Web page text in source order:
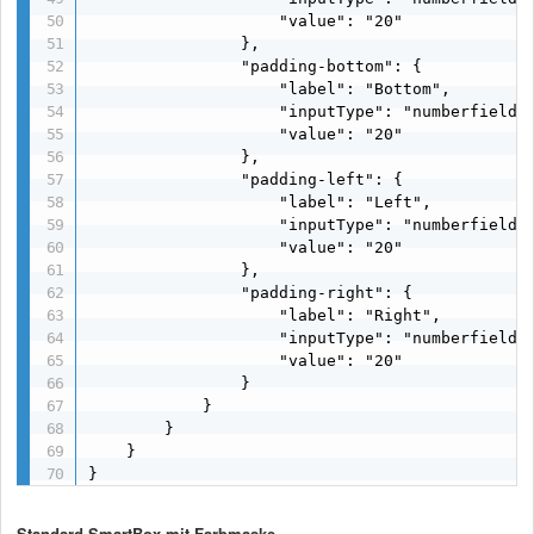
                    "value": "20"
                },
                "padding-bottom": {
                    "label": "Bottom",
"inputType":
                    "value": "20"
                },
                "padding-left": {
                    "label": "Left",
"inputType":
                    "value": "20"
                },
                "padding-right": {
                    "label": "Right",
"inputType":
                    "value": "20"
                }
            }
        }
    }
}